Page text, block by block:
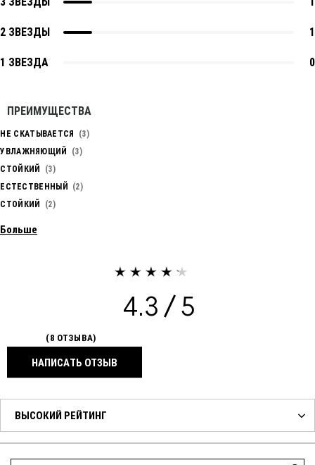
2 ЗВЕЗДЫ 1
1 ЗВЕЗДА 0
ПРЕИМУЩЕСТВА
НЕ СКАТЫВАЕТСЯ
3
УВЛАЖНЯЮЩИЙ
3
СТОЙКИЙ
3
ЕСТЕСТВЕННЫЙ
2
СТОЙКИЙ
2
Больше
4.3
8 ОТЗЫВА
НАПИСАТЬ ОТЗЫВ